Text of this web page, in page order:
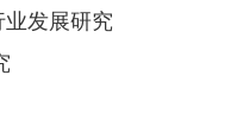
业发展研究